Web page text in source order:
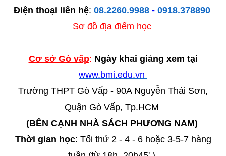
Điện thoại liên hệ: 08.2260.9988- 0918.378890
Sơ đồ địa điểm học
Cơ sở Gò vấp: Ngày khai giảng xem tại
www.bmi.edu.vn
Trường THPT Gò Vấp - 90A Nguyễn Thái Sơn,
Quận Gò Vấp, Tp.HCM
(BÊN CẠNH NHÀ SÁCH PHƯƠNG NAM)
Thời gian học: Tối thứ 2 - 4 - 6 hoặc 3-5-7 hàng